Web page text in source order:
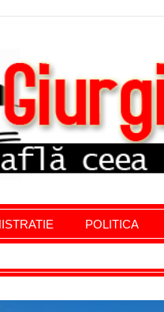
giurgiu, stiri
POLITICA